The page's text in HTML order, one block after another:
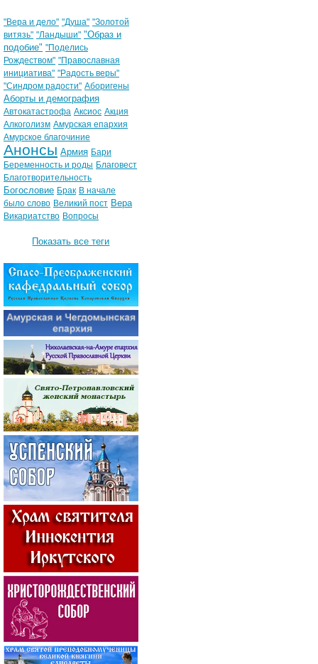
"Вера и дело" "Душа" "Золотой
витязь" "Ландыши" "Образ и
подобие" "Поделись
Рождеством" "Православная
инициатива" "Радость веры"
"Синдром радости" Аборигены
Аборты и демография
Автокатастрофа Аксиос Акция
Алкоголизм Амурская епархия
Амурское благочиние
Анонсы Армия Бари
Беременность и роды Благовест
Благотворительность
Богословие Брак В начале
было слово Великий пост Вера
Викариатство Вопросы
Показать все теги